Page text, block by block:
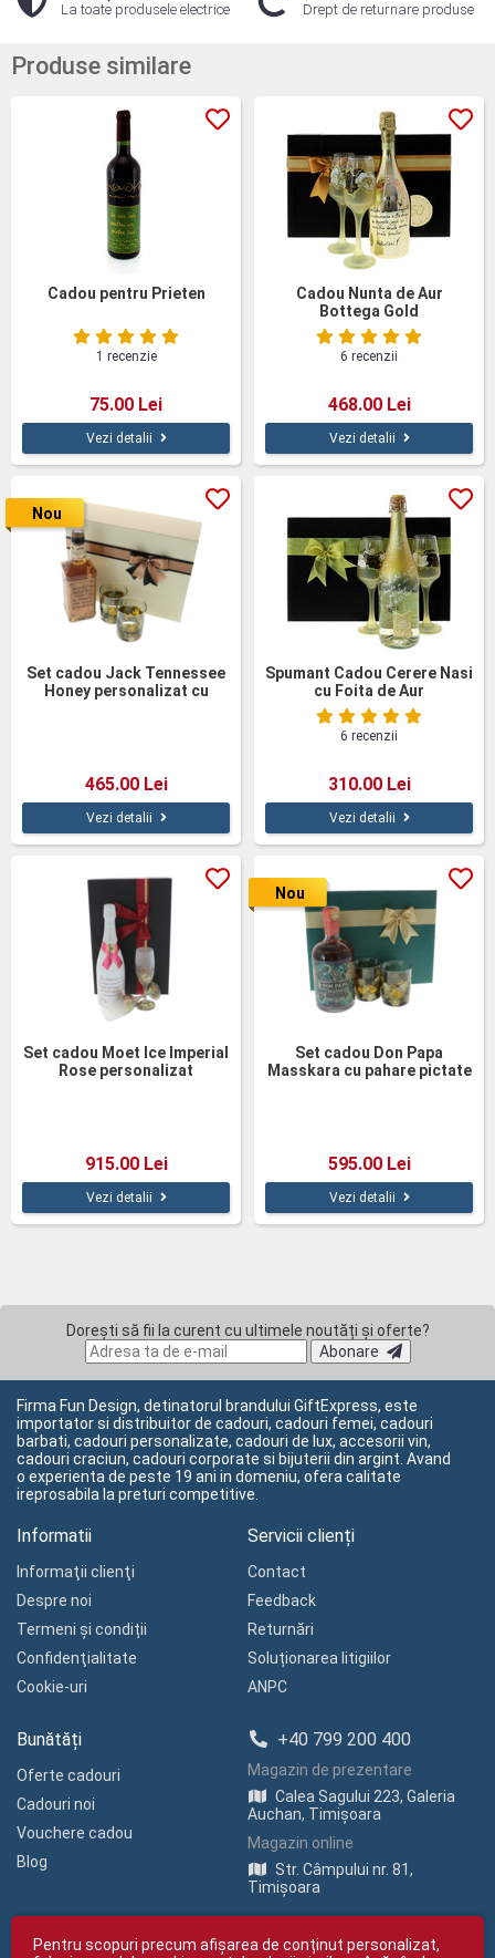
La toate produsele electrice Drept de returnare produse
Produse similare
Cadou pentru Prieten
1 recenzie
75.00 Lei
Vezi detalii
Cadou Nunta de Aur
Bottega Gold
6 recenzii
468.00 Lei
Vezi detalii
Set cadou Jack Tennessee
Honey personalizat cu
465.00 Lei
Nou
Vezi detalii
Spumant Cadou Cerere Nasi
cu Foita de Aur
6 recenzii
310.00 Lei
Vezi detalii
Set cadou Moet Ice Imperial
Rose personalizat
915.00 Lei
Vezi detalii
Set cadou Don Papa
Masskara cu pahare pictate
595.00 Lei
Nou
Vezi detalii
Dorești să fii la curent cu ultimele noutăți și oferte?
Abonare
Firma Fun Design, detinatorul brandului GiftExpress, este
importator si distribuitor de cadouri, cadouri femei, cadouri
barbati, cadouri personalizate, cadouri de lux, accesorii vin,
cadouri craciun, cadouri corporate si bijuterii din argint. Avand
o experienta de peste 19 ani in domeniu, ofera calitate
ireprosabila la preturi competitive.
Informatii
Informaţii clienţi
Despre noi
Termeni și condiții
Confidenţialitate
Cookie-uri
Servicii clienți
Contact
Feedback
Returnări
Soluționarea litigiilor
ANPC
Bunătăți
Oferte cadouri
Cadouri noi
Vouchere cadou
Blog
+40 799 200 400
Magazin de prezentare
Calea Sagului 223, Galeria
Auchan, Timișoara
Magazin online
Str. Câmpului nr. 81,
Timișoara
Pentru scopuri precum afișarea de conținut personalizat,